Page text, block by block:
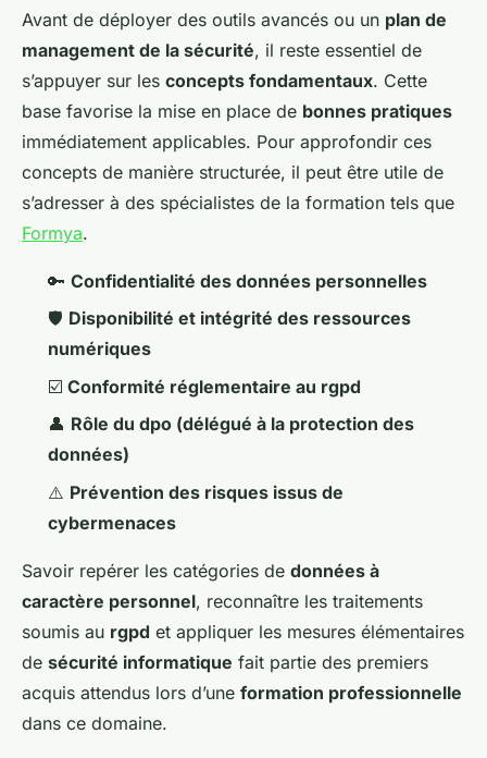
Avant de déployer des outils avancés ou un plan de
management de la sécurité, il reste essentiel de
s’appuyer sur les concepts fondamentaux. Cette
base favorise la mise en place de bonnes pratiques
immédiatement applicables. Pour approfondir ces
concepts de manière structurée, il peut être utile de
s’adresser à des spécialistes de la formation tels que
Formya.
🔑 Confidentialité des données personnelles
🛡️ Disponibilité et intégrité des ressources
numériques
☑️ Conformité réglementaire au rgpd
👤 Rôle du dpo (délégué à la protection des
données)
⚠️ Prévention des risques issus de
cybermenaces
Savoir repérer les catégories de données à
caractère personnel, reconnaître les traitements
soumis au rgpd et appliquer les mesures élémentaires
de sécurité informatique fait partie des premiers
acquis attendus lors d’une formation professionnelle
dans ce domaine.